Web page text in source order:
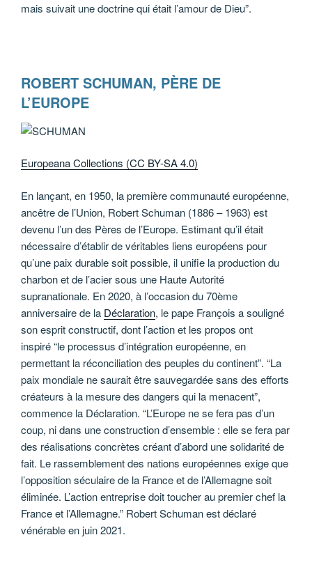
mais suivait une doctrine qui était l’amour de Dieu”.
ROBERT SCHUMAN, PÈRE DE
L’EUROPE
Europeana Collections (CC BY-SA 4.0)
En lançant, en 1950, la première communauté européenne,
ancêtre de l’Union, Robert Schuman (1886 – 1963) est
devenu l’un des Pères de l’Europe. Estimant qu’il était
nécessaire d’établir de véritables liens européens pour
qu’une paix durable soit possible, il unifie la production du
charbon et de l’acier sous une Haute Autorité
supranationale. En 2020, à l’occasion du 70ème
anniversaire de la Déclaration, le pape François a souligné
son esprit constructif, dont l’action et les propos ont
inspiré “le processus d’intégration européenne, en
permettant la réconciliation des peuples du continent”. “La
paix mondiale ne saurait être sauvegardée sans des efforts
créateurs à la mesure des dangers qui la menacent”,
commence la Déclaration. “L’Europe ne se fera pas d’un
coup, ni dans une construction d’ensemble : elle se fera par
des réalisations concrètes créant d’abord une solidarité de
fait. Le rassemblement des nations européennes exige que
l’opposition séculaire de la France et de l’Allemagne soit
éliminée. L’action entreprise doit toucher au premier chef la
France et l’Allemagne.” Robert Schuman est déclaré
vénérable en juin 2021.